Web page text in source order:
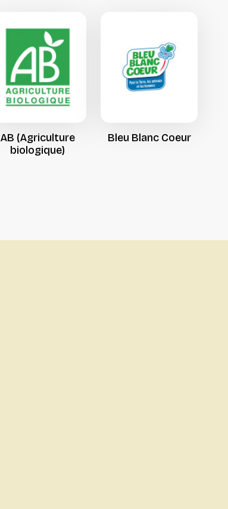
AB (Agriculture
biologique)
Bleu Blanc Coeur